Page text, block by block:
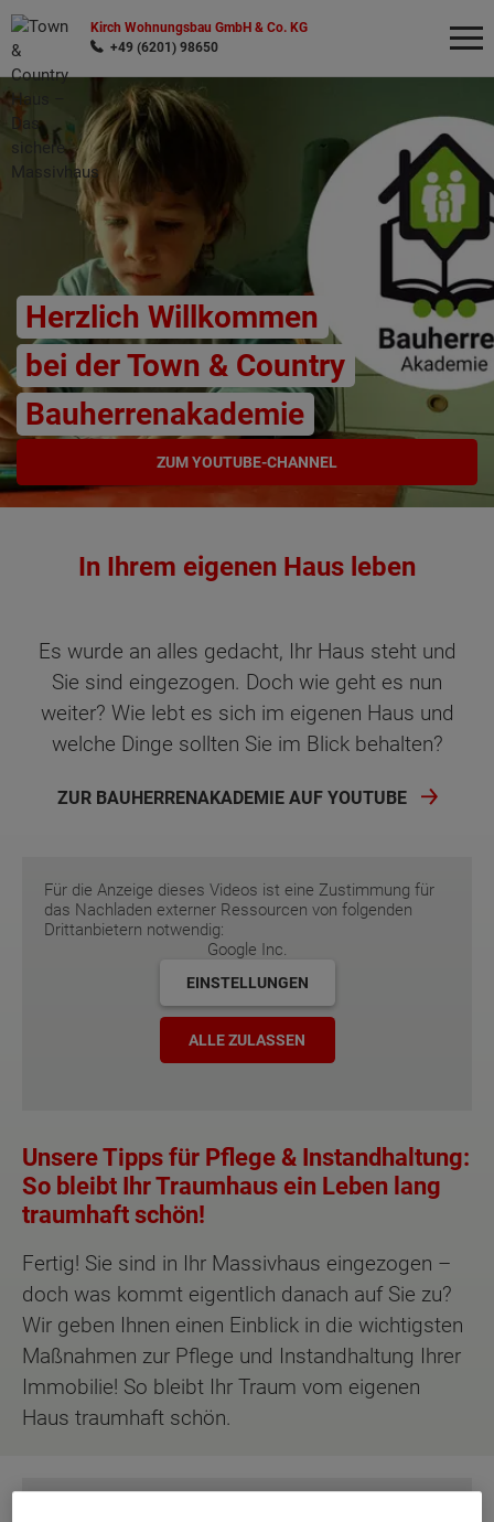
Kirch Wohnungsbau GmbH & Co. KG
+49 (6201) 98650
Herzlich Willkommen
bei der Town & Country
Bauherrenakademie
ZUM YOUTUBE-CHANNEL
In Ihrem eigenen Haus leben
Es wurde an alles gedacht, Ihr Haus steht und
Sie sind eingezogen. Doch wie geht es nun
weiter? Wie lebt es sich im eigenen Haus und
welche Dinge sollten Sie im Blick behalten?
ZUR BAUHERRENAKADEMIE AUF YOUTUBE
Für die Anzeige dieses Videos ist eine Zustimmung für
das Nachladen externer Ressourcen von folgenden
Drittanbietern notwendig:
Google Inc.
EINSTELLUNGEN
ALLE ZULASSEN
Unsere Tipps für Pflege & Instandhaltung:
So bleibt Ihr Traumhaus ein Leben lang
traumhaft schön!
Fertig! Sie sind in Ihr Massivhaus eingezogen –
doch was kommt eigentlich danach auf Sie zu?
Wir geben Ihnen einen Einblick in die wichtigsten
Maßnahmen zur Pflege und Instandhaltung Ihrer
Immobilie! So bleibt Ihr Traum vom eigenen
Haus traumhaft schön.
Wonach möchten Sie suchen?